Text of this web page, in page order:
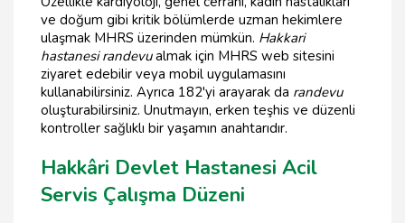
ve doğum gibi kritik bölümlerde uzman hekimlere
ulaşmak MHRS üzerinden mümkün. Hakkari
hastanesi randevualmak için MHRS web sitesini
ziyaret edebilir veya mobil uygulamasını
kullanabilirsiniz. Ayrıca 182'yi arayarak da randevu
oluşturabilirsiniz. Unutmayın, erken teşhis ve düzenli
kontroller sağlıklı bir yaşamın anahtarıdır.
Hakkâri Devlet Hastanesi Acil
Servis Çalışma Düzeni